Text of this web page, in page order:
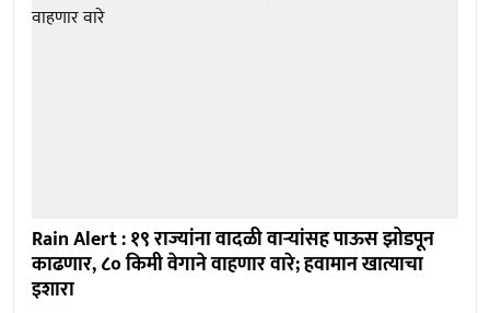
Rain Alert : १९ राज्यांना वादळी वाऱ्यांसह पाऊस झोडपून
काढणार, ८० किमी वेगाने वाहणार वारे; हवामान खात्याचा
इशारा